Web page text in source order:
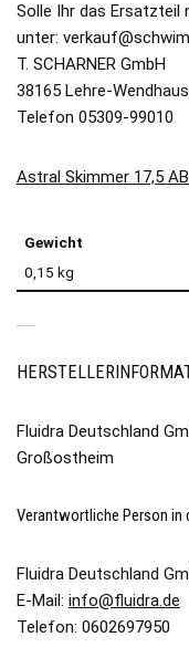
Solle Ihr das
unter:
T. SCHARNER GmbH
38165 Lehre-
Telefon 05309-99010
Astral Skimmer 17,5
Gewicht
0,15 kg
Fluidra Deutschland
Großostheim
Verantwortliche Person in
Fluidra Deutschland
E-Mail: info@fluidra.de
Telefon: 0602697950